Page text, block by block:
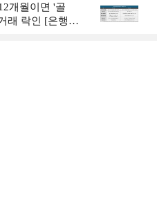
개월이면 '골
래 락인 [은행권